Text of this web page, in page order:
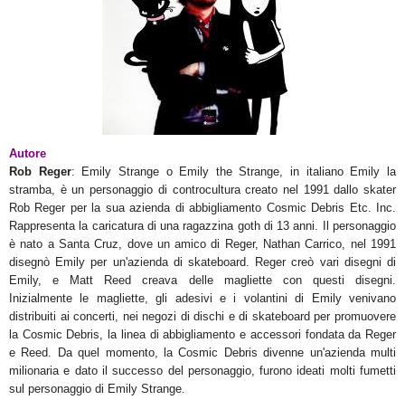
Autore
Rob Reger:
Emily Strange o Emily the Strange, in italiano Emily la
stramba, è un personaggio di controcultura creato nel 1991 dallo skater
Rob Reger per la sua azienda di abbigliamento Cosmic Debris Etc. Inc.
Rappresenta la caricatura di una ragazzina goth di 13 anni. Il personaggio
è nato a Santa Cruz, dove un amico di Reger, Nathan Carrico, nel 1991
disegnò Emily per un'azienda di skateboard. Reger creò vari disegni di
Emily, e Matt Reed creava delle magliette con questi disegni.
Inizialmente le magliette, gli adesivi e i volantini di Emily venivano
distribuiti ai concerti, nei negozi di dischi e di skateboard per promuovere
la Cosmic Debris, la linea di abbigliamento e accessori fondata da Reger
e Reed. Da quel momento, la Cosmic Debris divenne un'azienda multi
milionaria e dato il successo del personaggio, furono ideati molti fumetti
sul personaggio di Emily Strange.